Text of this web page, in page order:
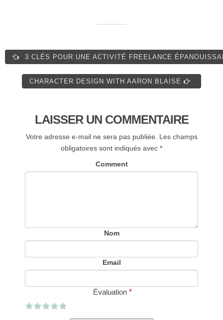
3 CLÉS POUR UNE ACTIVITÉ FREELANCE
CHARACTER DESIGN WITH AARON BLAISE
LAISSER UN COMMENTAIRE
Votre adresse e-mail ne sera pas publiée.
Les champs
obligatoires sont indiqués avec *
Comment
Nom
Email
Évaluation *